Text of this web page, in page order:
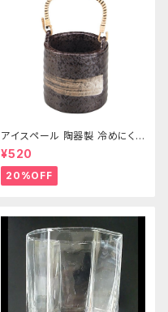
アイスペール 陶器製 冷めにくい
二重構造 860ml
¥520
20%OFF